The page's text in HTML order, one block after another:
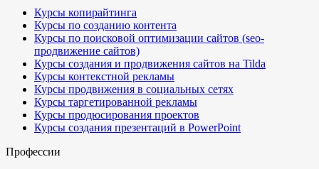
Курсы копирайтинга
Курсы по созданию контента
Курсы по поисковой оптимизации сайтов (seo-
продвижение сайтов)
Курсы создания и продвижения сайтов на Tilda
Курсы контекстной рекламы
Курсы продвижения в социальных сетях
Курсы таргетированной рекламы
Курсы продюсирования проектов
Курсы создания презентаций в PowerPoint
Профессии